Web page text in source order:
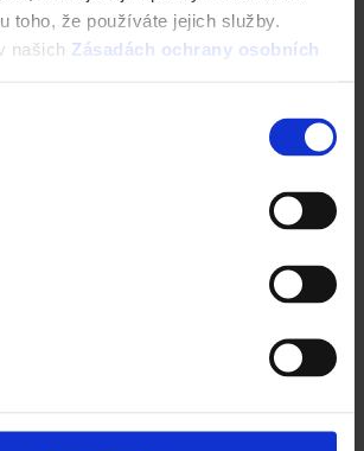
toho, že používáte jejich služby.
našich Zásadách ochrany osobních
podpora
prodeje